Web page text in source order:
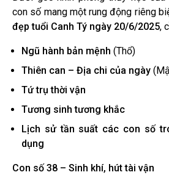
con số mang một rung động riêng
đẹp tuổi Canh Tý ngày 20/6/2025,
Ngũ hành bản mệnh (Thổ)
Thiên can – Địa chi của ngày
Tứ trụ thời vận
Tương sinh tương khắc
Lịch sử tần suất các con số
dụng
Con số 38 – Sinh khí, hút tài vận